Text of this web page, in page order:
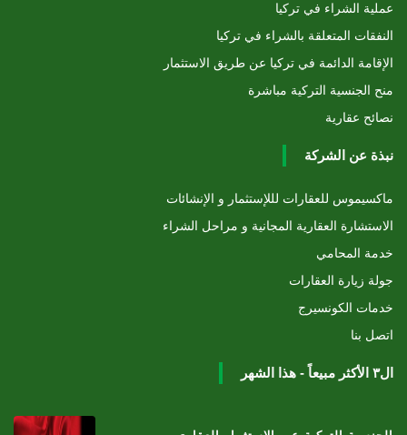
عملية الشراء في تركيا
النفقات المتعلقة بالشراء في تركيا
الإقامة الدائمة في تركيا عن طريق الاستثمار
منح الجنسية التركية مباشرة
نصائح عقارية
نبذة عن الشركة
ماكسيموس للعقارات لللإستثمار و الإنشائات
الاستشارة العقارية المجانية و مراحل الشراء
خدمة المحامي
جولة زيارة العقارات
خدمات الكونسيرج
اتصل بنا
ال٣ الأكثر مبيعاً - هذا الشهر